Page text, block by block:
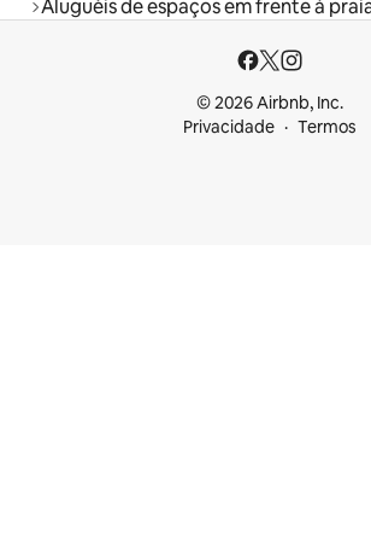
Aluguéis de espaços em frente à
© 2026 Airbnb, Inc.
Privacidade
Termos